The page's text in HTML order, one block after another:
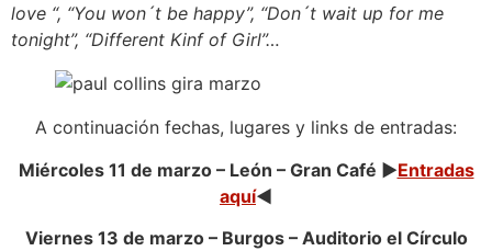
love “, “You won´t be happy”, “Don´t wait up for me
tonight”, “Different Kinf of Girl”…
A continuación fechas, lugares y links de entradas:
Miércoles 11 de marzo – León – Gran Café ►Entradas
aquí◄
Viernes 13 de marzo – Burgos – Auditorio el Círculo